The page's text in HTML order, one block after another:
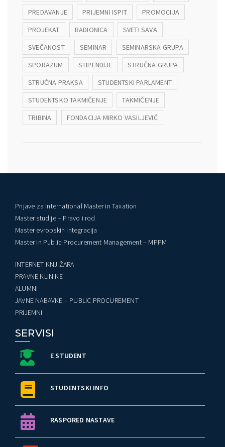
PREDAVANJE
PRIJEMNI ISPIT
PROMOCIJA
PROJEKAT
RADIONICA
SVETI SAVA
SVEČANOST
SEMINAR
SEMINARSKA GRUPA
SPORAZUM
STIPENDIJE
STRUČNA GRUPA
STRUČNA PRAKSA
STUDENTSKI PARLAMENT
STUDENTSKO TAKMIČENJE
TAKMIČENJE
TRIBINA
FONDACIJA MIRKO VASILJEVIĆ
Prijave za International Master in Taxation
Master studije – Pravo i rod
Master evropskih integracija
Master in Public Procurement Management – MPPM
INTERNET KNJIŽARA
PRAVNE KLINIKE
ALUMNI
JAVNE NABAVKE – PUBLIC PROCUREMENT
PRIJEMNI
SERVISI
E STUDENT
STUDENTSKI INFO
RASPORED NASTAVE